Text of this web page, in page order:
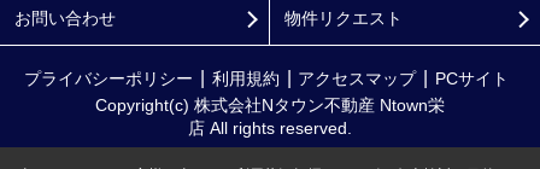
お問い合わせ 物件リクエスト
プライバシーポリシー 利用規約 アクセスマップ
PCサイト
Copyright(c) 株式会社Nタウン不動産 Ntown栄
店 All rights reserved.